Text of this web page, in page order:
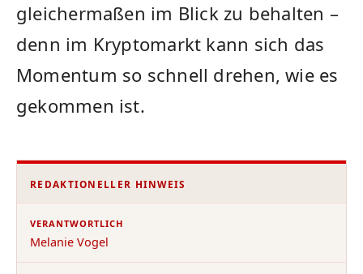
gleichermaßen im Blick zu behalten –
denn im Kryptomarkt kann sich das
Momentum so schnell drehen, wie es
gekommen ist.
REDAKTIONELLER HINWEIS
VERANTWORTLICH
Melanie Vogel